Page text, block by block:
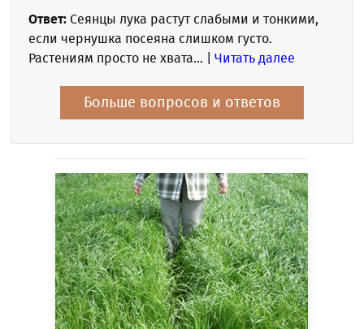
Ответ: Сеянцы лука растут слабыми и тонкими,
если чернушка посеяна слишком густо.
Растениям просто не хвата... |Читать далее
Больше вопросов и ответов